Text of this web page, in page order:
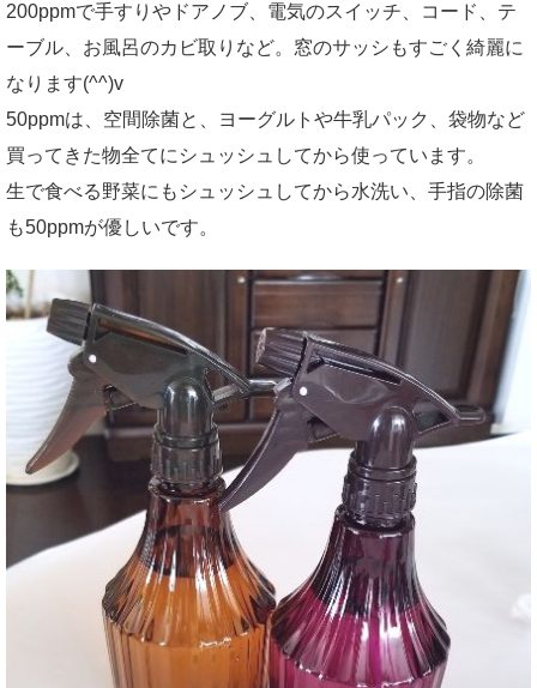
200ppmで手すりやドアノブ、電気のスイッチ、コード、テ
ーブル、お風呂のカビ取りなど。窓のサッシもすごく綺麗に
なります(^^)v
50ppmは、空間除菌と、ヨーグルトや牛乳パック、袋物など
買ってきた物全てにシュッシュしてから使っています。
生で食べる野菜にもシュッシュしてから水洗い、手指の除菌
も50ppmが優しいです。